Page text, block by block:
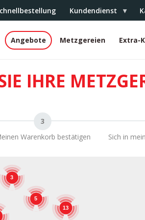
Kundendienst
Angebote Metzgereien Extra-
IHRE
Warenkorb bestätigen Sich in
13
3
5